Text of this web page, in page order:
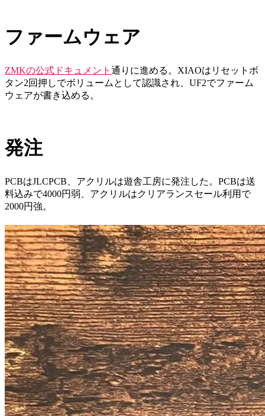
ファームウェア
ZMKの公式ドキュメント 通りに進める。XIAOはリセットボ
タン2回押しでボリュームとして認識され、UF2でファーム
ウェアが書き込める。
発注
PCBはJLCPCB、アクリルは遊舎工房に発注した。PCBは送
料込みで4000円弱、アクリルはクリアランスセール利用で
2000円強。